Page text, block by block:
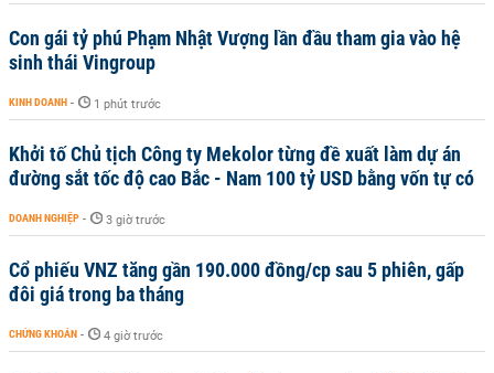
Con gái tỷ phú Phạm Nhật Vượng lần đầu tham gia vào hệ
sinh thái Vingroup
KINH DOANH - 1 phút trước
Khởi tố Chủ tịch Công ty Mekolor từng đề xuất làm dự án
đường sắt tốc độ cao Bắc - Nam 100 tỷ USD bằng vốn tự có
DOANH NGHIỆP - 3 giờ trước
Cổ phiếu VNZ tăng gần 190.000 đồng/cp sau 5 phiên, gấp
đôi giá trong ba tháng
CHỨNG KHOÁN - 4 giờ trước